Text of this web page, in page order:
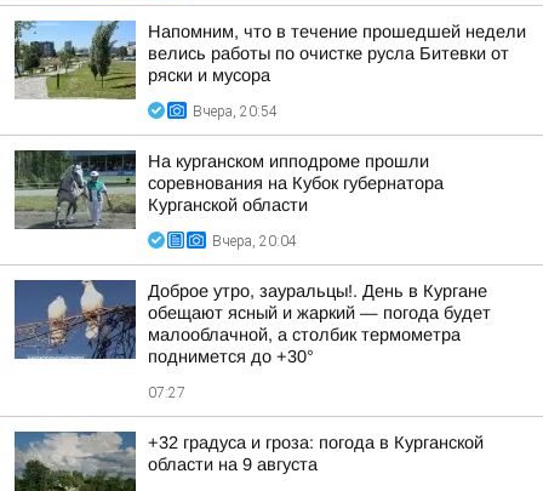
Напомним, что в течение прошедшей недели
велись работы по очистке русла Битевки от
ряски и мусора
Вчера, 20:54
На курганском ипподроме прошли
соревнования на Кубок губернатора
Курганской области
Вчера, 20:04
Доброе утро, зауральцы!. День в Кургане
обещают ясный и жаркий — погода будет
малооблачной, а столбик термометра
поднимется до +30°
07:27
+32 градуса и гроза: погода в Курганской
области на 9 августа